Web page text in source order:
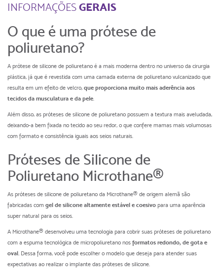
INFORMAÇÕES GERAIS
O que é uma prótese de
poliuretano?
A prótese de silicone de poliuretano é a mais moderna dentro no universo da cirurgia
plástica, já que é revestida com uma camada externa de poliuretano vulcanizado que
resulta em um efeito de velcro, que proporciona muito mais aderência aos
tecidos da musculatura e da pele.
Além disso, as próteses de silicone de poliuretano possuem a textura mais aveludada,
deixando-a bem fixada no tecido ao seu redor, o que confere mamas mais volumosas
com formato e consistência iguais aos seios naturais.
Próteses de Silicone de
Poliuretano Microthane®
As próteses de silicone de poliuretano da Microthane® de origem alemã são
fabricadas com gel de silicone altamente estável e coesivo para uma aparência
super natural para os seios.
A Microthane® desenvolveu uma tecnologia para cobrir suas próteses de poliuretano
com a espuma tecnológica de micropoliuretano nos formatos redondo, de gota e
oval. Dessa forma, você pode escolher o modelo que deseja para atender suas
expectativas ao realizar o implante das próteses de silicone.